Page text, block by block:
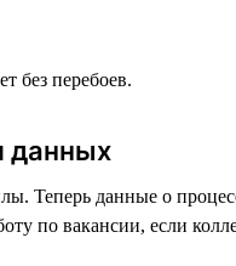
без перебоев.
данных
Теперь данные о
по вакансии, если